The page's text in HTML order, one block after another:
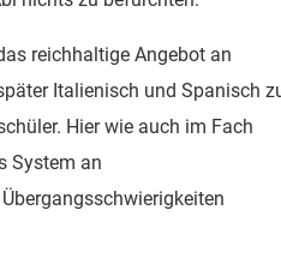
reichhaltige Angebot an
Italienisch und Spanisch
Hier wie auch im Fach
System an